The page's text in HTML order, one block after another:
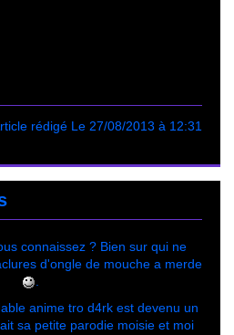
rédigé Le 27/08/2013 à 12:31
connaissez ? Bien sur qui ne
d'ongle de mouche a merde
anime tro d4rk est devenu un
sa petite parodie moisie et moi